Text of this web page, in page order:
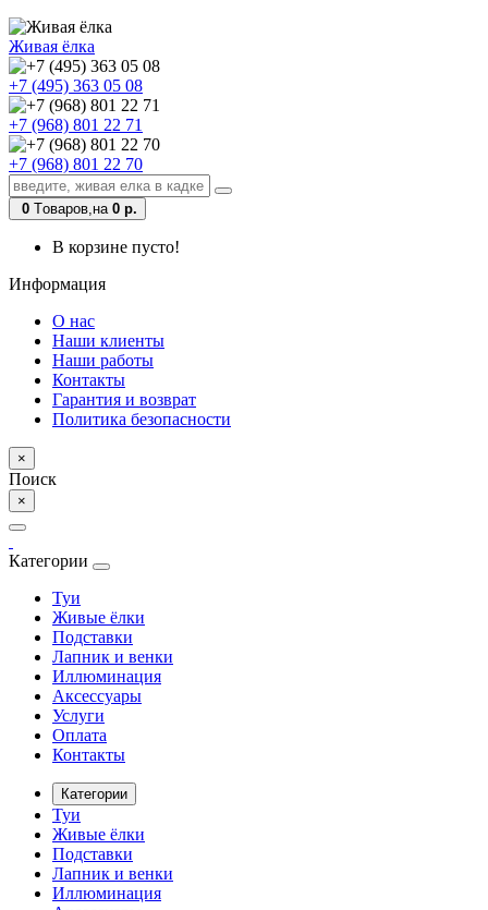
Живая ёлка
+7 (495) 363 05 08
+7 (968) 801 22 71
+7 (968) 801 22 70
0 Tоваров,на 0 р.
В корзине пусто!
Информация
О нас
Наши клиенты
Наши работы
Контакты
Гарантия и возврат
Политика безопасности
×
Поиск
×
Категории
Туи
Живые ёлки
Подставки
Лапник и венки
Иллюминация
Аксессуары
Услуги
Оплата
Контакты
Категории
Туи
Живые ёлки
Подставки
Лапник и венки
Иллюминация